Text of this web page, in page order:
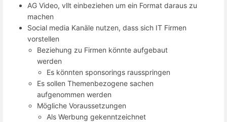
AG Video, vllt einbeziehen um ein Format daraus zu
machen
Social media Kanäle nutzen, dass sich IT Firmen
vorstellen
Beziehung zu Firmen könnte aufgebaut
werden
Es könnten sponsorings rausspringen
Es sollen Themenbezogene sachen
aufgenommen werden
Mögliche Voraussetzungen
Als Werbung gekenntzeichnet